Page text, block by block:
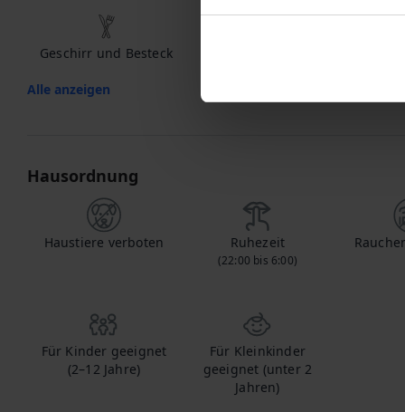
Geschirr und Besteck
Alle anzeigen
Hausordnung
Haustiere verboten Ruhezeit
(22:00 bis 6:00)
Für Kinder geeignet
(2–12 Jahre)
Für Kleinkinder
geeignet (unter 2
Jahren)